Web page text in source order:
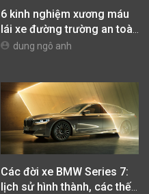
6 kinh nghiệm xương máu
lái xe đường trường an toàn
bắt buộc phải biết
dung ngô anh
Các đời xe BMW Series 7:
lịch sử hình thành, các thế